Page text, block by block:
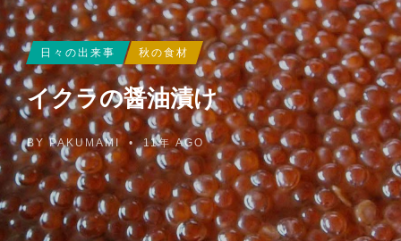
日々の出来事 秋の食材
イクラの醤油漬け
BYPAKUMAMI •11年 AGO